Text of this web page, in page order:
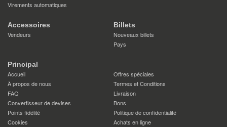
Virements automatiques
Accessoires
Vendeurs
Billets
Nouveaux billets
Pays
Principal
Accueil
Offres spéciales
À propos de nous
Termes et Conditions
FAQ
Livraison
Convertisseur de devises
Bons
Points fidélité
Politique de confidentialité
Cookies
Achats en ligne